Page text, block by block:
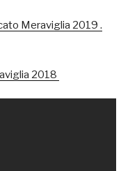
Meraviglia 2019 .
2018